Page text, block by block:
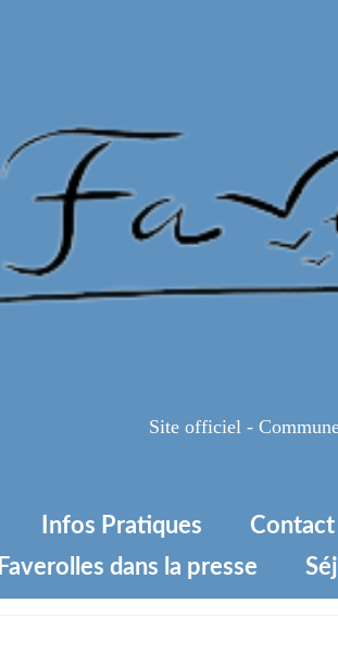
Site officiel -
Infos Pratiques
Faverolles dans la presse